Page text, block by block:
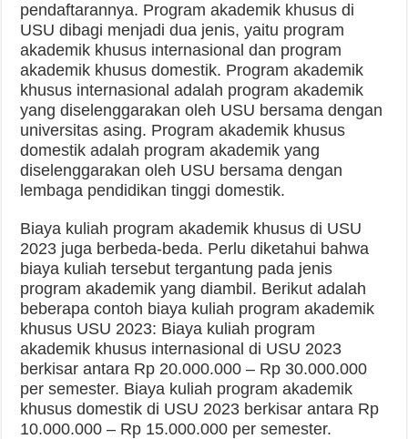
pendaftarannya. Program akademik khusus di
USU dibagi menjadi dua jenis, yaitu program
akademik khusus internasional dan program
akademik khusus domestik. Program akademik
khusus internasional adalah program akademik
yang diselenggarakan oleh USU bersama dengan
universitas asing. Program akademik khusus
domestik adalah program akademik yang
diselenggarakan oleh USU bersama dengan
lembaga pendidikan tinggi domestik.
Biaya kuliah program akademik khusus di USU
2023 juga berbeda-beda. Perlu diketahui bahwa
biaya kuliah tersebut tergantung pada jenis
program akademik yang diambil. Berikut adalah
beberapa contoh biaya kuliah program akademik
khusus USU 2023: Biaya kuliah program
akademik khusus internasional di USU 2023
berkisar antara Rp 20.000.000 – Rp 30.000.000
per semester. Biaya kuliah program akademik
khusus domestik di USU 2023 berkisar antara Rp
10.000.000 – Rp 15.000.000 per semester.